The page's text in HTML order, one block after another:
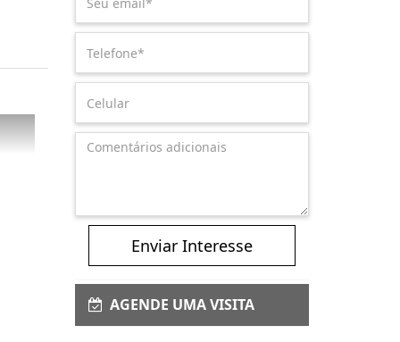
Enviar Interesse
AGENDE UMA VISITA